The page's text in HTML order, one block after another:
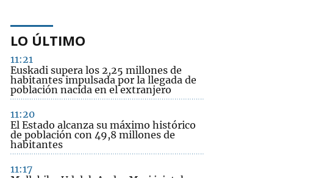
LO ÚLTIMO
11:21
Euskadi supera los 2,25 millones de
habitantes impulsada por la llegada de
población nacida en el extranjero
11:20
El Estado alcanza su máximo histórico
de población con 49,8 millones de
habitantes
11:17